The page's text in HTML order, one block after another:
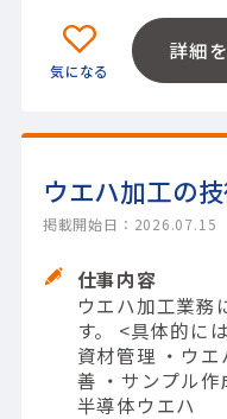
詳細
ウエハ加工の
掲載開始日：2026.07.15
仕事内容
ウエハ加工業務
す。 <具体的に
資材管理 ・ウ
善 ・サンプル
半導体ウエハ